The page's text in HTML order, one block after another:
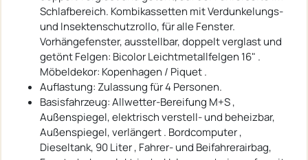
Schlafbereich. Kombikassetten mit Verdunkelungs-
und Insektenschutzrollo, für alle Fenster.
Vorhängefenster, ausstellbar, doppelt verglast und
getönt Felgen: Bicolor Leichtmetallfelgen 16" .
Möbeldekor: Kopenhagen / Piquet .
Auflastung: Zulassung für 4 Personen.
Basisfahrzeug: Allwetter-Bereifung M+S ,
Außenspiegel, elektrisch verstell- und beheizbar,
Außenspiegel, verlängert . Bordcomputer ,
Dieseltank, 90 Liter , Fahrer- und Beifahrerairbag,